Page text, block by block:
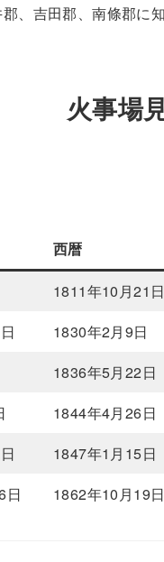
、吉田郡、南條郡に
火事場
西暦
1811年10月21日
1830年2月9日
1836年5月22日
1844年4月26日
1847年1月15日
日
1862年10月19日